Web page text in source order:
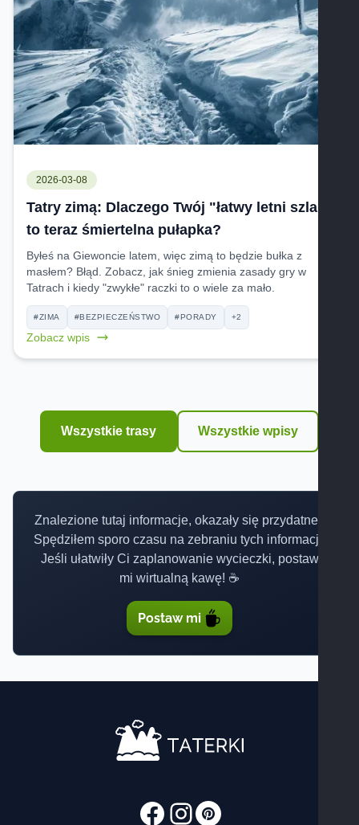
2026-03-08
Tatry zimą: Dlaczego Twój "łatwy letni szlak"
to teraz śmiertelna pułapka?
Byłeś na Giewoncie latem, więc zimą to będzie bułka z
masłem? Błąd. Zobacz, jak śnieg zmienia zasady gry w
Tatrach i kiedy "zwykłe" raczki to o wiele za mało.
#ZIMA #BEZPIECZEŃSTWO #PORADY +2
Zobacz wpis
Wszystkie trasy Wszystkie wpisy
Znalezione tutaj informacje, okazały się przydatne?
Spędziłem sporo czasu na zebraniu tych informacji.
Jeśli ułatwiły Ci zaplanowanie wycieczki, postaw
mi wirtualną kawę! ☕
Postaw mi